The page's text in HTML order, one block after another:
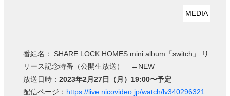
MEDIA
番組名： SHARE LOCK HOMES mini album「switch」 リ
リース記念特番（公開生放送） ←NEW
放送日時： 2023年2月27日（月）19:00〜予定
配信ページ： https://live.nicovideo.jp/watch/lv340296321